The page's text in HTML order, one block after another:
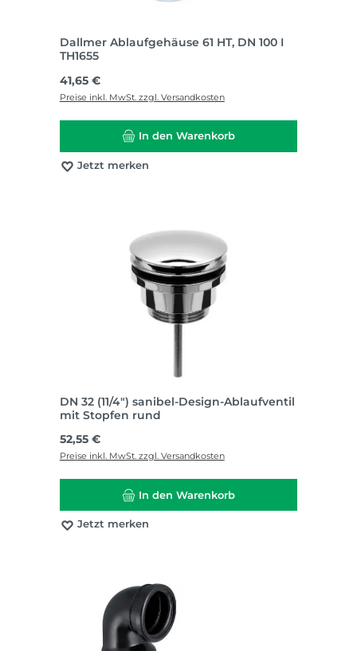
Dallmer Ablaufgehäuse 61 HT, DN 100 I
TH1655
Regulärer Preis:
41,65 €
Preise inkl. MwSt. zzgl. Versandkosten
In den Warenkorb
Jetzt merken
DN 32 (11/4") sanibel-Design-Ablaufventil
mit Stopfen rund
Regulärer Preis:
52,55 €
Preise inkl. MwSt. zzgl. Versandkosten
In den Warenkorb
Jetzt merken